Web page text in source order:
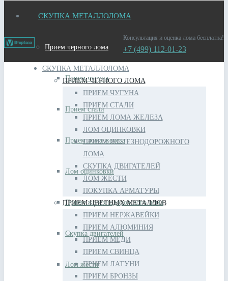
СКУПКА МЕТАЛЛОЛОМА
Прием черного лома
Прием чугуна
Прием стали
Прием лома железа
Лом оцинковки
Прием железнодорожного лома
Скупка двигателей
Лом жести
Консультация и оценка лома бесплатна!
+7 (499) 112-01-23
СКУПКА МЕТАЛЛОЛОМА
ПРИЕМ ЧЕРНОГО ЛОМА
ПРИЕМ ЧУГУНА
ПРИЕМ СТАЛИ
ПРИЕМ ЛОМА ЖЕЛЕЗА
ЛОМ ОЦИНКОВКИ
ПРИЕМ ЖЕЛЕЗНОДОРОЖНОГО
ЛОМА
СКУПКА ДВИГАТЕЛЕЙ
ЛОМ ЖЕСТИ
ПОКУПКА АРМАТУРЫ
ПРИЕМ ЦВЕТНЫХ МЕТАЛЛОВ
ПРИЕМ НЕРЖАВЕЙКИ
ПРИЕМ АЛЮМИНИЯ
ПРИЕМ МЕДИ
ПРИЕМ СВИНЦА
ПРИЕМ ЛАТУНИ
ПРИЕМ БРОНЗЫ